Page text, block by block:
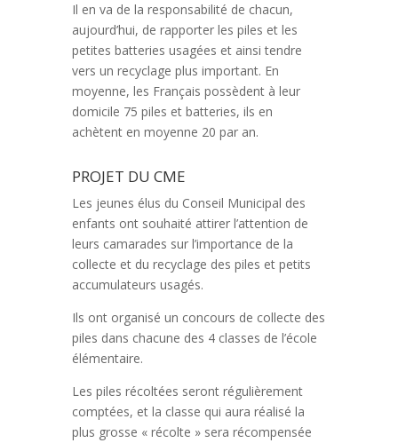
Il en va de la responsabilité de chacun,
aujourd’hui, de rapporter les piles et les
petites batteries usagées et ainsi tendre
vers un recyclage plus important. En
moyenne, les Français possèdent à leur
domicile 75 piles et batteries, ils en
achètent en moyenne 20 par an.
PROJET DU CME
Les jeunes élus du Conseil Municipal des
enfants ont souhaité attirer l’attention de
leurs camarades sur l’importance de la
collecte et du recyclage des piles et petits
accumulateurs usagés.
Ils ont organisé un concours de collecte des
piles dans chacune des 4 classes de l’école
élémentaire.
Les piles récoltées seront régulièrement
comptées, et la classe qui aura réalisé la
plus grosse « récolte » sera récompensée